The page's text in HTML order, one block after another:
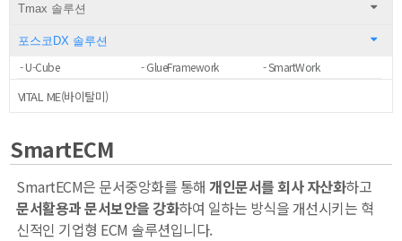
Tmax 솔루션
포스코DX 솔루션
- U-Cube - GlueFramework - SmartWork
VITAL ME(바이탈미)
SmartECM
SmartECM은 문서중앙화를 통해 개인문서를 회사 자산화하고
문서활용과 문서보안을 강화하여 일하는 방식을 개선시키는 혁
신적인 기업형 ECM 솔루션입니다.